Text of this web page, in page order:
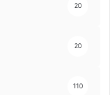
20
20
110